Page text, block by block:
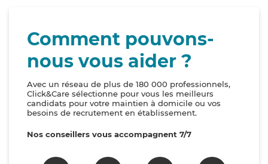
Comment pouvons-
nous vous aider ?
Avec un réseau de plus de 180 000 professionnels,
Click&Care sélectionne pour vous les meilleurs
candidats pour votre maintien à domicile ou vos
besoins de recrutement en établissement.
Nos conseillers vous accompagnent 7/7